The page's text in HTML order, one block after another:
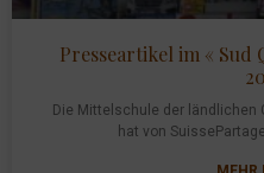
Presseartikel im « Sud
Die Mittelschule der ländlichen
hat von